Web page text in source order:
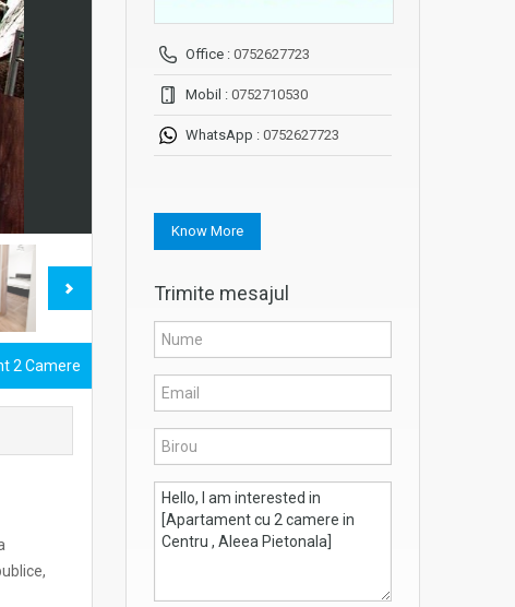
2 Camere
Office : 0752627723
Mobil : 0752710530
WhatsApp : 0752627723
Know More
Trimite mesajul